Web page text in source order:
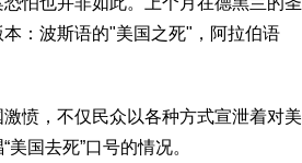
：波斯语的"美国之死"，阿拉伯语
愤，不仅民众以各种方式宣泄着对美
国去死”口号的情况。